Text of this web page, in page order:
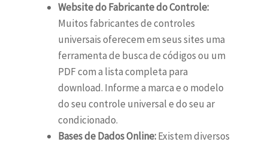
Website do Fabricante do Controle:
Muitos fabricantes de controles
universais oferecem em seus sites uma
ferramenta de busca de códigos ou um
PDF com a lista completa para
download. Informe a marca e o modelo
do seu controle universal e do seu ar
condicionado.
Bases de Dados Online:Existem diversos